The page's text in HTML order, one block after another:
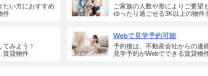
たい方におすすめ
件
ご家族の人数や形によりご要望
ゆったり過ごせる3K以上の物件
みよう！
賃貸物件
Webで見学予約可能
予約後は、不動産会社からの連
見学予約がWebでできる賃貸物